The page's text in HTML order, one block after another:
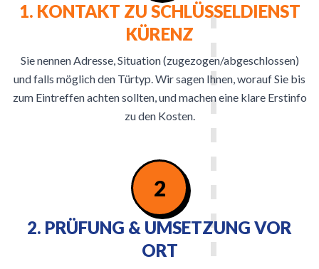
1. KONTAKT ZU SCHLÜSSELDIENST
KÜRENZ
Sie nennen Adresse, Situation (zugezogen/abgeschlossen)
und falls möglich den Türtyp. Wir sagen Ihnen, worauf Sie bis
zum Eintreffen achten sollten, und machen eine klare Erstinfo
zu den Kosten.
2
2. PRÜFUNG & UMSETZUNG VOR
ORT